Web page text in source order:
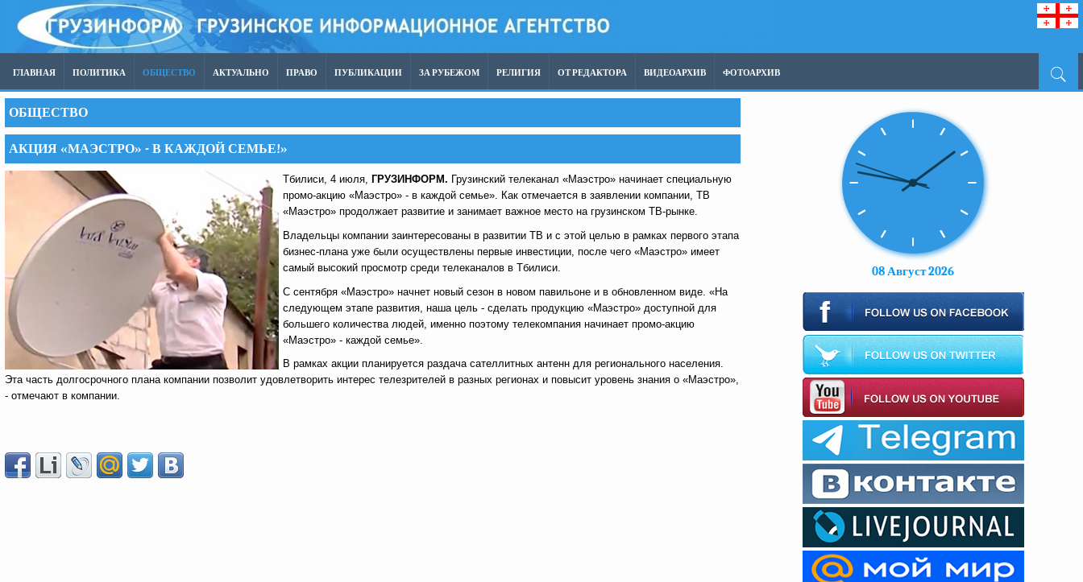
ГЛАВНАЯ ПОЛИТИКА ОБЩЕСТВО АКТУАЛЬНО ПРАВО ПУБЛИКАЦИИ ЗА РУБЕЖОМ РЕЛИГИЯ ОТ РЕДАКТОРА ВИДЕОАРХИВ ФОТОАРХИВ
ОБЩЕСТВО
АКЦИЯ «МАЭСТРО» - В КАЖДОЙ СЕМЬЕ!»
Тбилиси, 4 июля, ГРУЗИНФОРМ. Грузинский телеканал «Маэстро» начинает специальную
промо-акцию «Маэстро» - в каждой семье». Как отмечается в заявлении компании, ТВ
«Маэстро» продолжает развитие и занимает важное место на грузинском ТВ-рынке.
Владельцы компании заинтересованы в развитии ТВ и с этой целью в рамках первого этапа
бизнес-плана уже были осуществлены первые инвестиции, после чего «Маэстро» имеет
самый высокий просмотр среди телеканалов в Тбилиси.
С сентября «Маэстро» начнет новый сезон в новом павильоне и в обновленном виде. «На
следующем этапе развития, наша цель - сделать продукцию «Маэстро» доступной для
большего количества людей, именно поэтому телекомпания начинает промо-акцию
«Маэстро» - каждой семье».
В рамках акции планируется раздача сателлитных антенн для регионального населения.
Эта часть долгосрочного плана компании позволит удовлетворить интерес телезрителей в разных регионах и повысит уровень знания о «Маэстро»,
- отмечают в компании.
08 Август 2026